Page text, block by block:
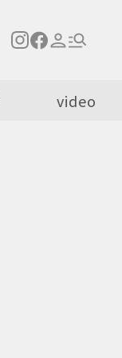
video